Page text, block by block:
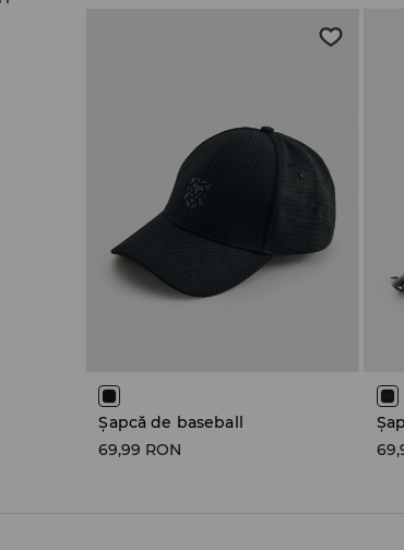
Șapcă de baseball
69,99 RON